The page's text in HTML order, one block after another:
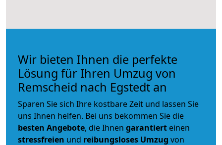
Wir bieten Ihnen die perfekte
Lösung für Ihren Umzug von
Remscheid nach Egstedt an
Sparen Sie sich Ihre kostbare Zeit und lassen Sie
uns Ihnen helfen. Bei uns bekommen Sie die
besten Angebote, die Ihnen garantiert einen
stressfreien und reibungsloses Umzug von